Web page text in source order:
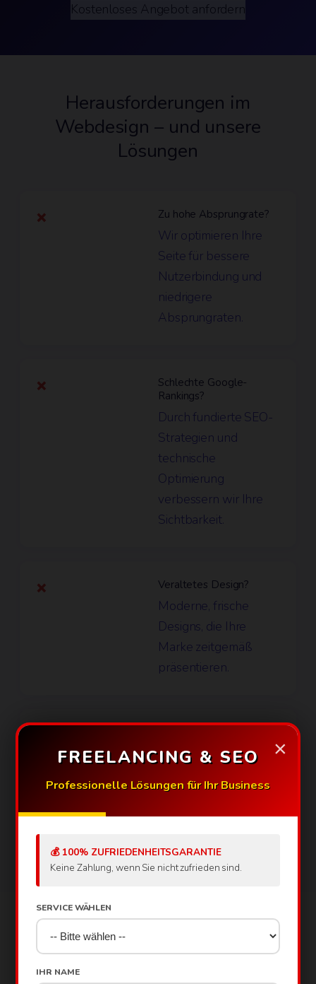
×
FREELANCING & SEO
Professionelle Lösungen für Ihr Business
💰 100% ZUFRIEDENHEITSGARANTIE
Keine Zahlung, wenn Sie nicht zufrieden sind.
SERVICE WÄHLEN
IHR NAME
Kostenloses Angebot anfordern
Herausforderungen im
Webdesign – und unsere
Lösungen
❌ Zu hohe Absprungrate?
Wir optimieren Ihre
Seite für bessere
Nutzerbindung und
niedrigere
Absprungraten.
❌
Schlechte Google-
Rankings?
Durch fundierte SEO-
Strategien und
technische
Optimierung
verbessern wir Ihre
Sichtbarkeit.
❌ Veraltetes Design?
Moderne, frische
Designs, die Ihre
Marke zeitgemäß
präsentieren.
Mobile-First-Design
Darstellung auf allen
Geräten.
Support, der überzeugt
Mit unseren Wartungspaketen sind Sie auf der